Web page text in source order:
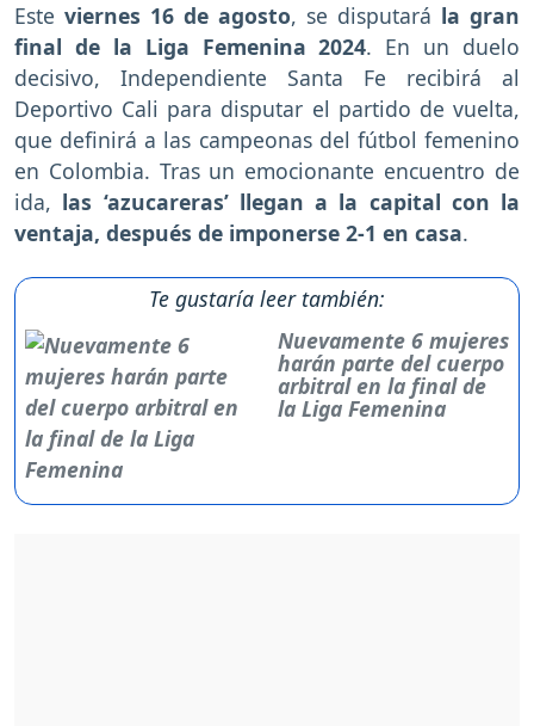
Este viernes 16 de agosto, se disputará la gran
final de la Liga Femenina 2024. En un duelo
decisivo, Independiente Santa Fe recibirá al
Deportivo Cali para disputar el partido de vuelta,
que definirá a las campeonas del fútbol femenino
en Colombia. Tras un emocionante encuentro de
ida, las ‘azucareras’ llegan a la capital con la
ventaja, después de imponerse 2-1 en casa.
Te gustaría leer también:
Nuevamente 6 mujeres
harán parte del cuerpo
arbitral en la final de
la Liga Femenina